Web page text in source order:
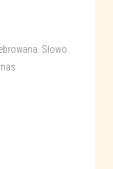
Słowo